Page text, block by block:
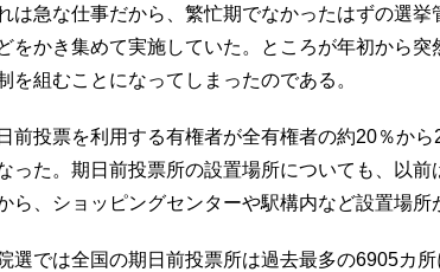
は急な仕事だから、繁忙期でなかったはずの選挙
をかき集めて実施していた。ところが年初から突
を組むことになってしまったのである。
前投票を利用する有権者が全有権者の約20％から
った。期日前投票所の設置場所についても、以
ら、ショッピングセンターや駅構内など設置場所
選では全国の期日前投票所は過去最多の6905カ